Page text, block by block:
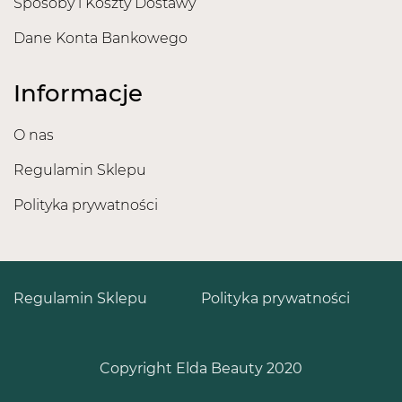
Dane Konta Bankowego
Informacje
O nas
Regulamin Sklepu
Polityka prywatności
Copyright Elda Beauty 2020
Polityka prywatności
Regulamin Sklepu